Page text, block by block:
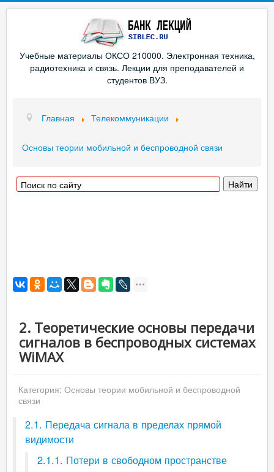
Учебные материалы ОКСО 210000. Электронная техника,
радиотехника и связь. Лекции для преподавателей и
студентов ВУЗ.
Главная Телекоммуникации
Основы теории мобильной и беспроводной связи
2. Теоретические основы передачи
сигналов в беспроводных системах
WiMAX
Категория: Основы теории мобильной и беспроводной
связи
2.1. Передача сигнала в пределах прямой
видимости
2.1.1. Потери в свободном пространстве